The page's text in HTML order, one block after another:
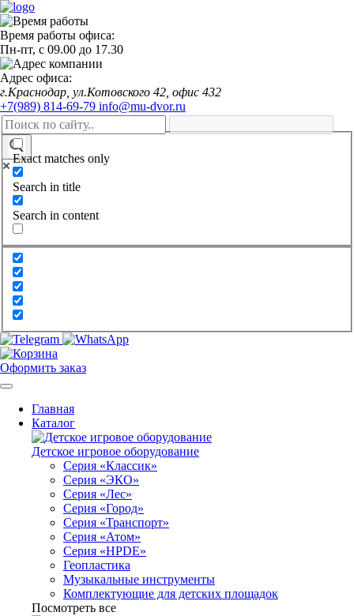
Время работы офиса:
Пн-пт, с 09.00 до 17.30
Адрес офиса:
г.Краснодар, ул.Котовского 42, офис 432
+7(989) 814-69-79 info@mu-dvor.ru
Exact matches only
Search in title
Search in content
Оформить заказ
Главная
Каталог
Детское игровое оборудование
Серия «Классик»
Серия «ЭКО»
Серия «Лес»
Серия «Город»
Серия «Транспорт»
Серия «Атом»
Серия «HPDE»
Геопластика
Музыкальные инструменты
Комплектующие для детских площадок
Посмотреть все